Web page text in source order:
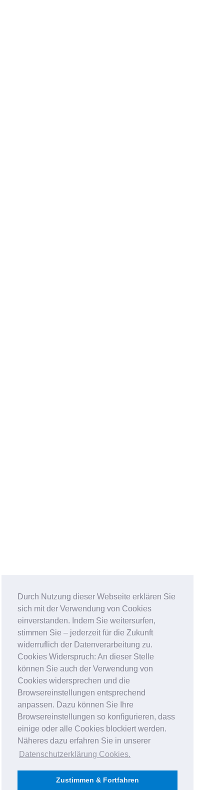
Durch Nutzung dieser Webseite erklären Sie
sich mit der Verwendung von Cookies
einverstanden. Indem Sie weitersurfen,
stimmen Sie – jederzeit für die Zukunft
widerruflich der Datenverarbeitung zu.
Cookies Widerspruch: An dieser Stelle
können Sie auch der Verwendung von
Cookies widersprechen und die
Browsereinstellungen entsprechend
anpassen. Dazu können Sie Ihre
Browsereinstellungen so konfigurieren, dass
einige oder alle Cookies blockiert werden.
Näheres dazu erfahren Sie in unserer
Datenschutzerklärung Cookies.
Zustimmen & Fortfahren